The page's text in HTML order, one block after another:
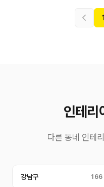
1
인테리
다른 동네 인테
강남구 166